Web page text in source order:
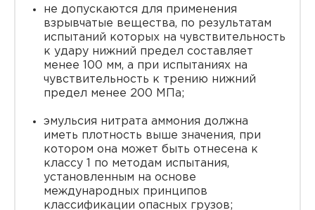
не допускаются для применения
взрывчатые вещества, по результатам
испытаний которых на чувствительность
к удару нижний предел составляет
менее 100 мм, а при испытаниях на
чувствительность к трению нижний
предел менее 200 МПа;
эмульсия нитрата аммония должна
иметь плотность выше значения, при
котором она может быть отнесена к
классу 1 по методам испытания,
установленным на основе
международных принципов
классификации опасных грузов;